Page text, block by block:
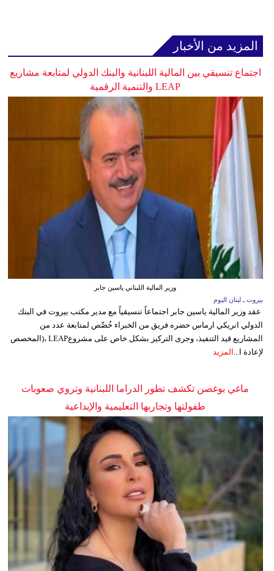
المزيد من الأخبار
اجتماع تنسيقي بين المالية اللبنانية والبنك الدولي لمتابعة مشاريع
LEAP والتنمية الرقمية
وزير المالية اللبناني ياسين جابر
بيروت ـ لبنان اليوم
عقد وزير المالية ياسين جابر اجتماعاً تنسيقياً مع مدير مكتب بيروت في البنك
الدولي انريكي ارماس حضره فريق من الخبراء خُصِّص لمتابعة عدد من
المشاريع قيد التنفيذ، وجرى التركيز بشكل خاص على مشروعLEAP ،(المخصص
لإعادة ا... المزيد
ماغي بوغصن تكشف تطور الدراما اللبنانية وتروي صعوبات
طفولتها وتجاربها التعليمية والإبداعية